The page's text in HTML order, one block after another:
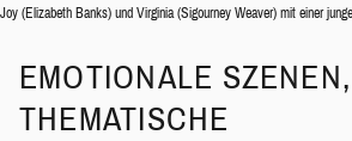
Joy (Elizabeth Banks) und Virginia (Sigourney Weaver) mit einer
EMOTIONALE SZENEN,
THEMATISCHE